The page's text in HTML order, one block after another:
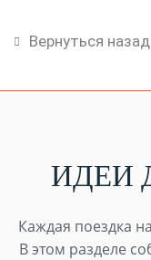
Вернуться назад
ИДЕИ
Каждая поездка
В этом разделе